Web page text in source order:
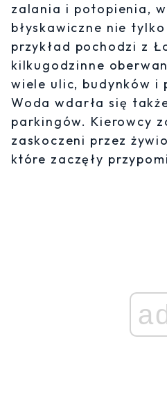
zalania i potopienia,
błyskawiczne nie
przykład pochodzi z
kilkugodzinne
wiele ulic, budynków i
Woda wdarła się
parkingów. Kierowcy
zaskoczeni przez
które zaczęły
ad